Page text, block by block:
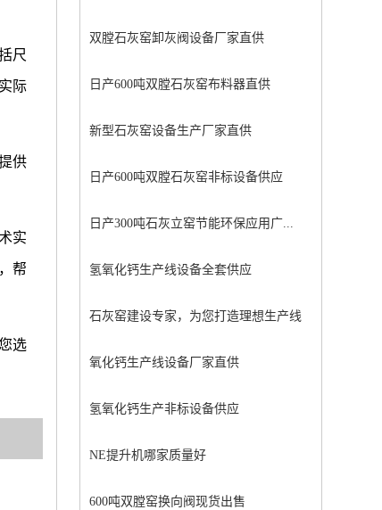
尺
际
供
实
帮
选
双膛石灰窑卸灰阀设备厂家直供
日产600吨双膛石灰窑布料器直供
新型石灰窑设备生产厂家直供
日产600吨双膛石灰窑非标设备供应
日产300吨石灰立窑节能环保应用广...
氢氧化钙生产线设备全套供应
石灰窑建设专家，为您打造理想生产线
氧化钙生产线设备厂家直供
氢氧化钙生产非标设备供应
NE提升机哪家质量好
600吨双膛窑换向阀现货出售